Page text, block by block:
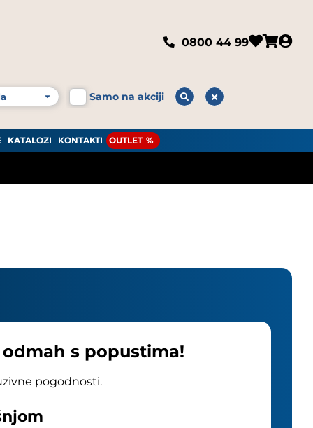
0800 44 99
Samo na akciji
KATALOZI KONTAKTI OUTLET
s popustima!
pogodnosti.